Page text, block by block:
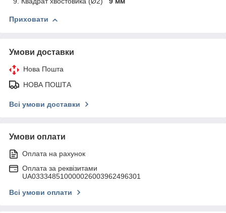
Приховати
Умови доставки
Нова Пошта
НОВА ПОШТА
Всі умови доставки
Умови оплати
Оплата на рахунок
Оплата за реквізитами
UA033348510000026003962496301
Всі умови оплати